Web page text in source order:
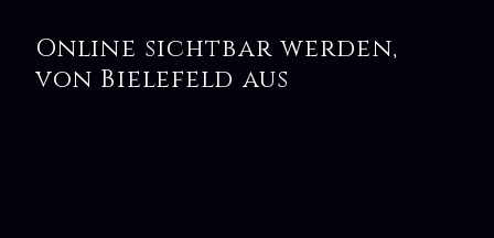
Online sichtbar werden,
von Bielefeld aus